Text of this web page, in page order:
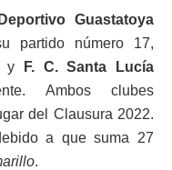
Deportivo Guastatoya
partido número 17,
y
F. C. Santa Lucía
Ambos clubes
del Clausura 2022.
a que suma 27
.